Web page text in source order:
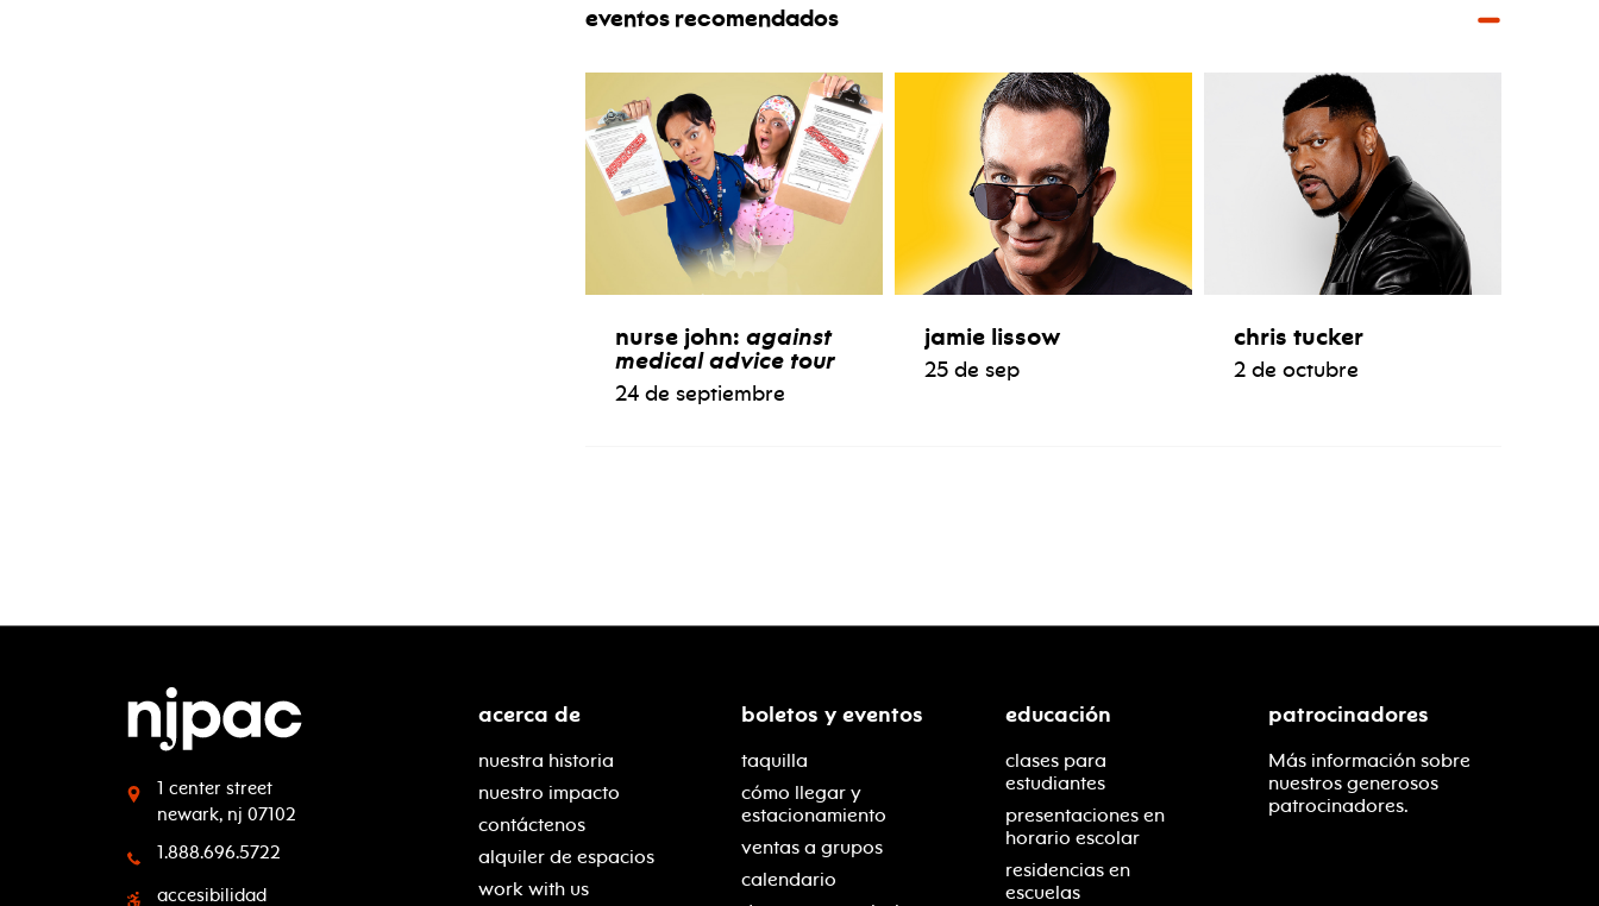
eventos recomendados
nurse john: against
medical advice tour
24 de septiembre
jamie lissow
25 de sep
chris tucker
2 de octubre
1 center street
newark, nj 07102
1.888.696.5722
accesibilidad
acerca de
nuestra historia
nuestro impacto
contáctenos
alquiler de espacios
work with us
boletos y eventos
taquilla
cómo llegar y
estacionamiento
ventas a grupos
calendario
educación
clases para
estudiantes
presentaciones en
horario escolar
residencias en
escuelas
patrocinadores
Más información sobre
nuestros generosos
patrocinadores.